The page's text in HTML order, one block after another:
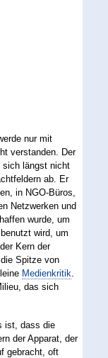
nur mit
verstanden. Der
sich längst nicht
ab. Er
in NGO-Büros,
Netzwerken und
wurde, um
wird, um
Kern der
Spitze von
Medienkritik
das sich
ist, dass die
der Apparat, der
gebracht, oft